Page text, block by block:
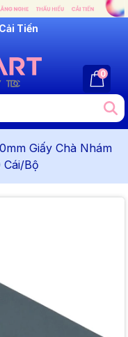
Tiến
0
Giấy Chà Nhám
Bộ